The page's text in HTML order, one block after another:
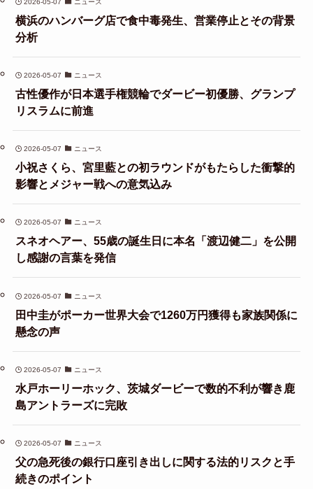
横浜のハンバーグ店で食中毒発生、営業停止とその背景
分析
2026-05-07 ニュース
古性優作が日本選手権競輪でダービー初優勝、グランプ
リスラムに前進
2026-05-07 ニュース
小祝さくら、宮里藍との初ラウンドがもたらした衝撃的
影響とメジャー戦への意気込み
2026-05-07 ニュース
スネオヘアー、55歳の誕生日に本名「渡辺健二」を公開
し感謝の言葉を発信
2026-05-07 ニュース
田中圭がポーカー世界大会で1260万円獲得も家族関係に
懸念の声
2026-05-07 ニュース
水戸ホーリーホック、茨城ダービーで数的不利が響き鹿
島アントラーズに完敗
2026-05-07 ニュース
父の急死後の銀行口座引き出しに関する法的リスクと手
続きのポイント